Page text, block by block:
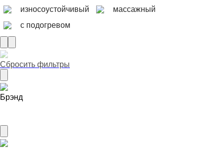
износоустойчивый
массажный
с подогревом
Сбросить фильтры
Брэнд